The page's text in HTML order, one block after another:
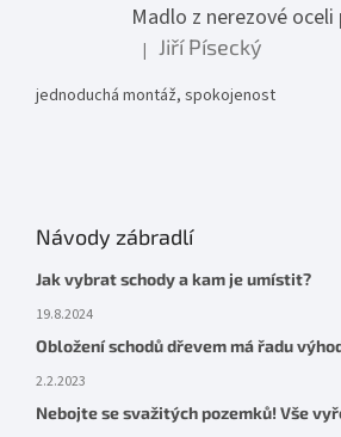
Hodnocení produktu je 5 z 5
| Jiří Písecký
jednoduchá montáž, spokojenost
Návody zábradlí
Jak vybrat schody a kam je umístit?
19.8.2024
Obložení schodů dřevem má řadu
2.2.2023
Nebojte se svažitých pozemků! Vše